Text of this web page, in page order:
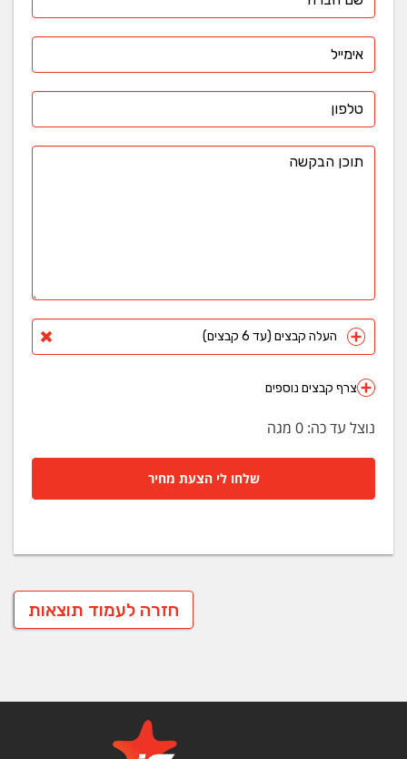
העלה קבצים (עד 6 קבצים)
צרף קבצים נוספים
נוצל עד כה: 0 מגה
שלחו לי הצעת מחיר
חזרה לעמוד תוצאות